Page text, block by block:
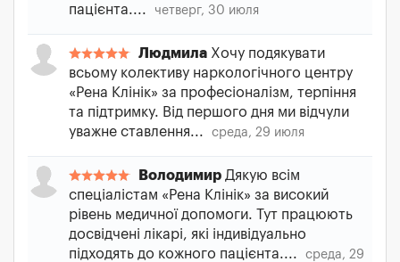
пацієнта....
четверг, 30 июля
Людмила Хочу подякувати
всьому колективу наркологічного центру
«Рена Клінік» за професіоналізм, терпіння
та підтримку. Від першого дня ми відчули
уважне ставлення...
среда, 29 июля
Володимир Дякую всім
спеціалістам «Рена Клінік» за високий
рівень медичної допомоги. Тут працюють
досвідчені лікарі, які індивідуально
підходять до кожного пацієнта....
среда, 29